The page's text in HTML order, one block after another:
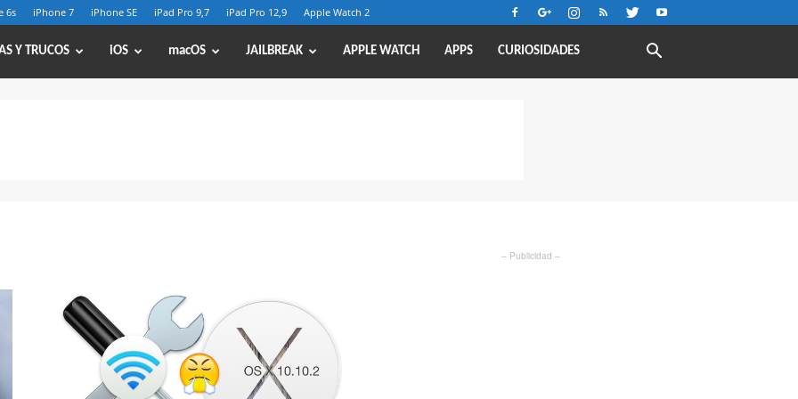
6s iPhone 7 iPhone SE iPad Pro 9,7 iPad Pro 12,9 Apple Watch 2
Y TRUCOS iOS macOS JAILBREAK APPLE WATCH APPS CURIOSIDADES
– Publicidad –